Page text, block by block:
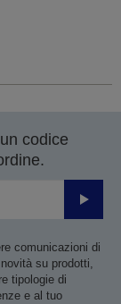
codice
Invia
comunicazioni di
su prodotti,
tipologie di
e al tuo